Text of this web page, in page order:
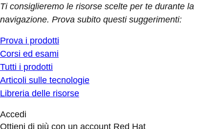
Ti consiglieremo le risorse scelte per te durante la
navigazione. Prova subito questi suggerimenti:
Prova i prodotti
Corsi ed esami
Tutti i prodotti
Articoli sulle tecnologie
Libreria delle risorse
Accedi
Ottieni di più con un account Red Hat